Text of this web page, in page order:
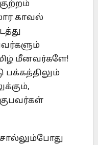
காவல்
மீனவர்களே!